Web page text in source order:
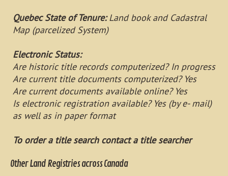
Quebec State of Tenure:Land book and Cadastral
Map (parcelized System)
Electronic Status:
Are historic title records computerized? In progress
Are current title documents computerized? Yes
Are current documents available online? Yes
Is electronic registration available? Yes (by e- mail)
as well as in paper format
To order a title search contact a title searcher
Other Land Registries across Canada